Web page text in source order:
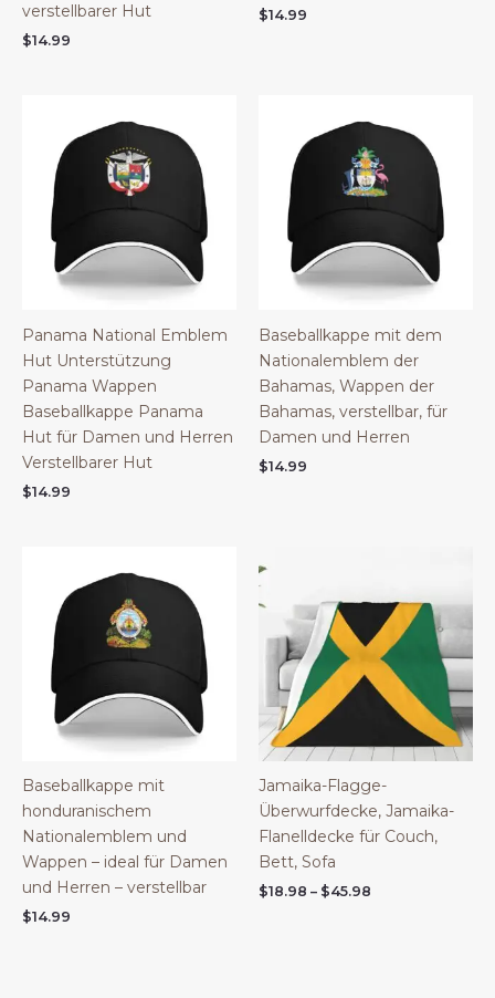
verstellbarer Hut
$14.99
$14.99
Panama National Emblem
Hut Unterstützung
Panama Wappen
Baseballkappe Panama
Hut für Damen und Herren
Verstellbarer Hut
$14.99
Baseballkappe mit dem
Nationalemblem der
Bahamas, Wappen der
Bahamas, verstellbar, für
Damen und Herren
$14.99
Baseballkappe mit
honduranischem
Nationalemblem und
Wappen – ideal für Damen
und Herren – verstellbar
$14.99
Jamaika-Flagge-
Überwurfdecke, Jamaika-
Flanelldecke für Couch,
Bett, Sofa
$18.98 – $45.98